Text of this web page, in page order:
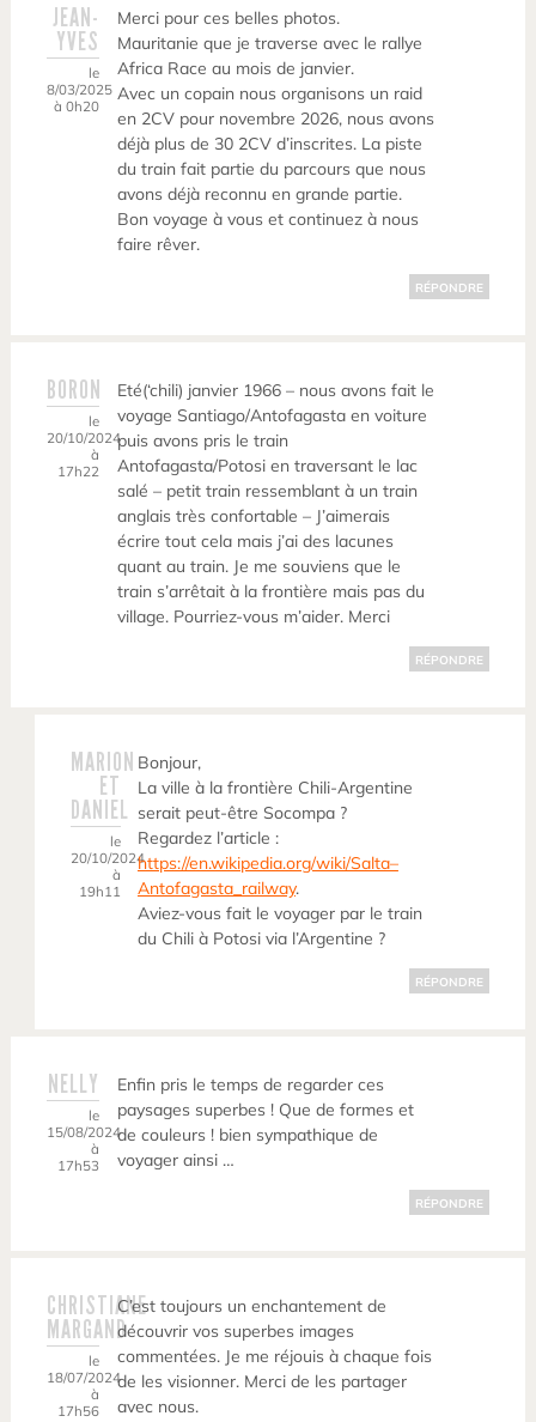
JEAN-
YVES
le
8/03/2025
à 0h20
Merci pour ces belles photos.
Mauritanie que je traverse avec le rallye
Africa Race au mois de janvier.
Avec un copain nous organisons un raid
en 2CV pour novembre 2026, nous avons
déjà plus de 30 2CV d’inscrites. La piste
du train fait partie du parcours que nous
avons déjà reconnu en grande partie.
Bon voyage à vous et continuez à nous
faire rêver.
RÉPONDRE
BORON
le
20/10/2024
à
17h22
Eté(‘chili) janvier 1966 – nous avons fait le
voyage Santiago/Antofagasta en voiture
puis avons pris le train
Antofagasta/Potosi en traversant le lac
salé – petit train ressemblant à un train
anglais très confortable – J’aimerais
écrire tout cela mais j’ai des lacunes
quant au train. Je me souviens que le
train s’arrêtait à la frontière mais pas du
village. Pourriez-vous m’aider. Merci
RÉPONDRE
MARION
ET
DANIEL
le
20/10/2024
à
19h11
Bonjour,
La ville à la frontière Chili-Argentine
serait peut-être Socompa ?
Regardez l’article :
https://en.wikipedia.org/wiki/Salta–
Antofagasta_railway.
Aviez-vous fait le voyager par le train
du Chili à Potosi via l’Argentine ?
RÉPONDRE
NELLY
le
15/08/2024
à
17h53
Enfin pris le temps de regarder ces
paysages superbes ! Que de formes et
de couleurs ! bien sympathique de
voyager ainsi …
RÉPONDRE
CHRISTIANE
MARGAND
le
18/07/2024
à
17h56
C’est toujours un enchantement de
découvrir vos superbes images
commentées. Je me réjouis à chaque fois
de les visionner. Merci de les partager
avec nous.